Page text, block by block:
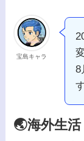
宝島キャラ
8
🌏海外生